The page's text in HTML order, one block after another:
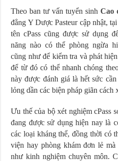
Theo ban tư vấn tuyển sinh Cao
đẳng Y Dược Pasteur cập nhật,
tên cPass cũng được sử dụng
năng nào có thể phòng ngừa
cũng như để kiểm tra và phát
để từ đó có thể nhanh chóng
này được đánh giá là hết sức
lỏng dần các biện pháp giãn
Ưu thế của bộ xét nghiệm cPass
đang được sử dụng hiện nay là
các loại kháng thể, đồng thời có
viện hay phòng khám đơn lẻ
như kinh nghiệm chuyên môn.